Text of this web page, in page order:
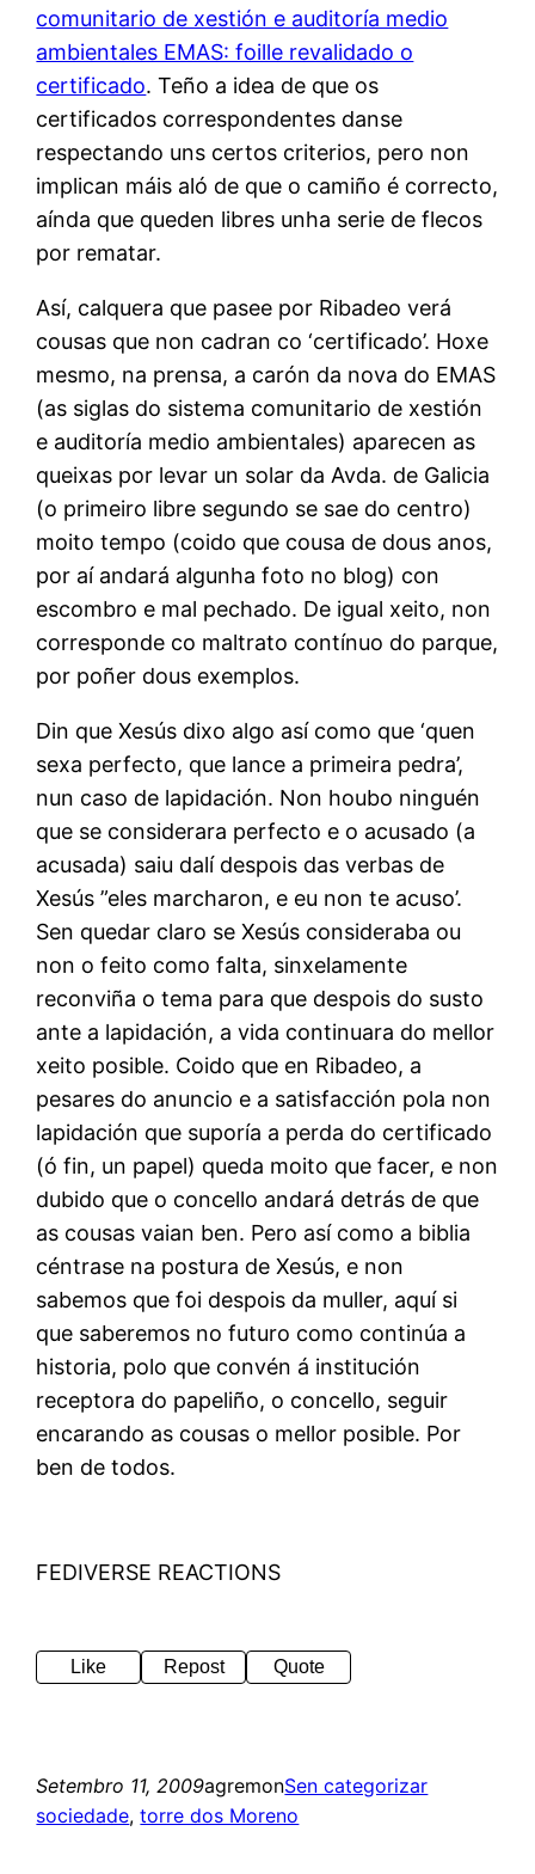
comunitario de xestión e auditoría medio
ambientales EMAS: foille revalidado o
certificado. Teño a idea de que os
certificados correspondentes danse
respectando uns certos criterios, pero non
implican máis aló de que o camiño é correcto,
aínda que queden libres unha serie de flecos
por rematar.
Así, calquera que pasee por Ribadeo verá
cousas que non cadran co ‘certificado’. Hoxe
mesmo, na prensa, a carón da nova do EMAS
(as siglas do sistema comunitario de xestión
e auditoría medio ambientales) aparecen as
queixas por levar un solar da Avda. de Galicia
(o primeiro libre segundo se sae do centro)
moito tempo (coido que cousa de dous anos,
por aí andará algunha foto no blog) con
escombro e mal pechado. De igual xeito, non
corresponde co maltrato contínuo do parque,
por poñer dous exemplos.
Din que Xesús dixo algo así como que ‘quen
sexa perfecto, que lance a primeira pedra’,
nun caso de lapidación. Non houbo ninguén
que se considerara perfecto e o acusado (a
acusada) saiu dalí despois das verbas de
Xesús ”eles marcharon, e eu non te acuso’.
Sen quedar claro se Xesús consideraba ou
non o feito como falta, sinxelamente
reconviña o tema para que despois do susto
ante a lapidación, a vida continuara do mellor
xeito posible. Coido que en Ribadeo, a
pesares do anuncio e a satisfacción pola non
lapidación que suporía a perda do certificado
(ó fin, un papel) queda moito que facer, e non
dubido que o concello andará detrás de que
as cousas vaian ben. Pero así como a biblia
céntrase na postura de Xesús, e non
sabemos que foi despois da muller, aquí si
que saberemos no futuro como continúa a
historia, polo que convén á institución
receptora do papeliño, o concello, seguir
encarando as cousas o mellor posible. Por
ben de todos.
FEDIVERSE REACTIONS
Like Repost Quote
Setembro 11, 2009agremonSen categorizar
sociedade, torre dos Moreno